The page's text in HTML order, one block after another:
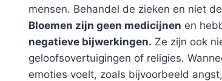
mensen. Behandel de zieken en niet de
Bloemen zijn geen medicijnen en
negatieve bijwerkingen. Ze zijn ook
geloofsovertuigingen of religies.
emoties voelt, zoals bijvoorbeeld